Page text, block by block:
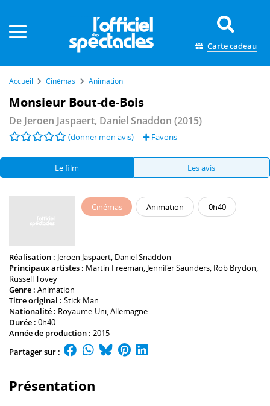
Carte cadeau
Accueil Cinémas Animation
Monsieur Bout-de-Bois
De Jeroen Jaspaert, Daniel Snaddon (2015)
(donner mon avis) Favoris
Le film Les avis
Cinémas Animation 0h40
Réalisation : Jeroen Jaspaert, Daniel Snaddon
Principaux artistes : Martin Freeman, Jennifer Saunders, Rob Brydon,
Russell Tovey
Genre : Animation
Titre original : Stick Man
Nationalité : Royaume-Uni, Allemagne
Durée : 0h40
Année de production : 2015
Partager sur :
Présentation